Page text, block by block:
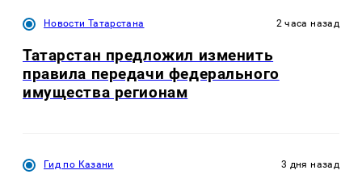
Новости Татарстана 2 часа назад
Татарстан предложил изменить
правила передачи федерального
имущества регионам
Гид по Казани 3 дня назад